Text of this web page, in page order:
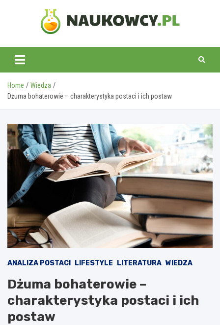
naukowcy.pl
Home
Wiedza
Dżuma bohaterowie – charakterystyka postaci i ich postaw
ANALIZA POSTACI LIFESTYLE LITERATURA WIEDZA
Dżuma bohaterowie –
charakterystyka postaci i ich
postaw